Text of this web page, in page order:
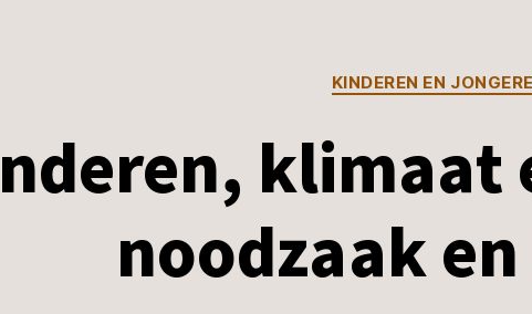
KINDEREN EN
klimaat
noodzaak